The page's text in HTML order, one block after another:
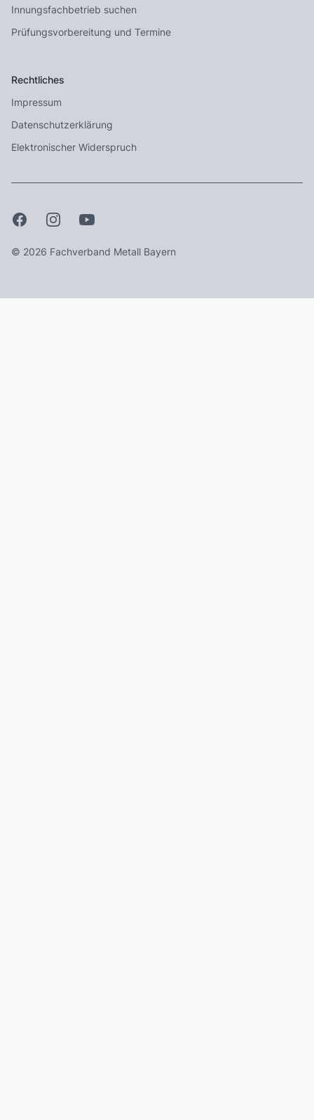
Innungsfachbetrieb suchen
Prüfungsvorbereitung und Termine
Rechtliches
Impressum
Datenschutzerklärung
Elektronischer Widerspruch
© 2026 Fachverband Metall Bayern